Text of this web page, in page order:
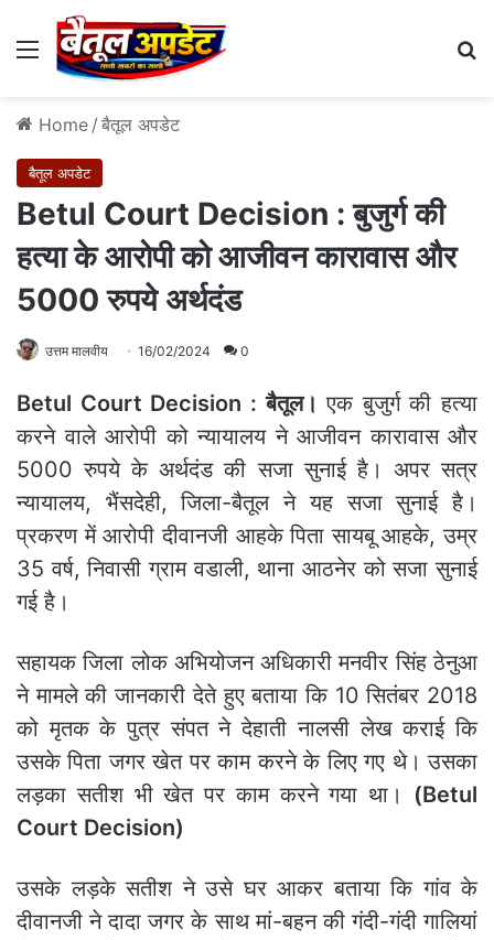
Menu
Home / बैतूल अपडेट
बैतूल अपडेट
Betul Court Decision : बुजुर्ग की
हत्या के आरोपी को आजीवन कारावास और
5000 रुपये अर्थदंड
उत्तम मालवीय 16/02/2024 0
Betul Court Decision : बैतूल। एक बुजुर्ग की हत्या
करने वाले आरोपी को न्यायालय ने आजीवन कारावास और
5000 रुपये के अर्थदंड की सजा सुनाई है। अपर सत्र
न्यायालय, भैंसदेही, जिला-बैतूल ने यह सजा सुनाई है।
प्रकरण में आरोपी दीवानजी आहके पिता सायबू आहके, उम्र
35 वर्ष, निवासी ग्राम वडाली, थाना आठनेर को सजा सुनाई
गई है।
सहायक जिला लोक अभियोजन अधिकारी मनवीर सिंह ठेनुआ
ने मामले की जानकारी देते हुए बताया कि 10 सितंबर 2018
को मृतक के पुत्र संपत ने देहाती नालसी लेख कराई कि
उसके पिता जगर खेत पर काम करने के लिए गए थे। उसका
लड़का सतीश भी खेत पर काम करने गया था। (Betul
Court Decision)
उसके लड़के सतीश ने उसे घर आकर बताया कि गांव के
दीवानजी ने दादा जगर के साथ मां-बहन की गंदी-गंदी गालियां